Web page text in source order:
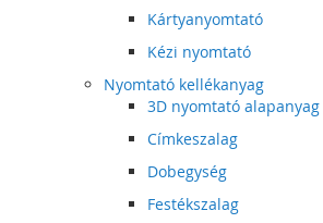
Kártyanyomtató
Kézi nyomtató
Nyomtató kellékanyag
3D nyomtató alapanyag
Címkeszalag
Dobegység
Festékszalag